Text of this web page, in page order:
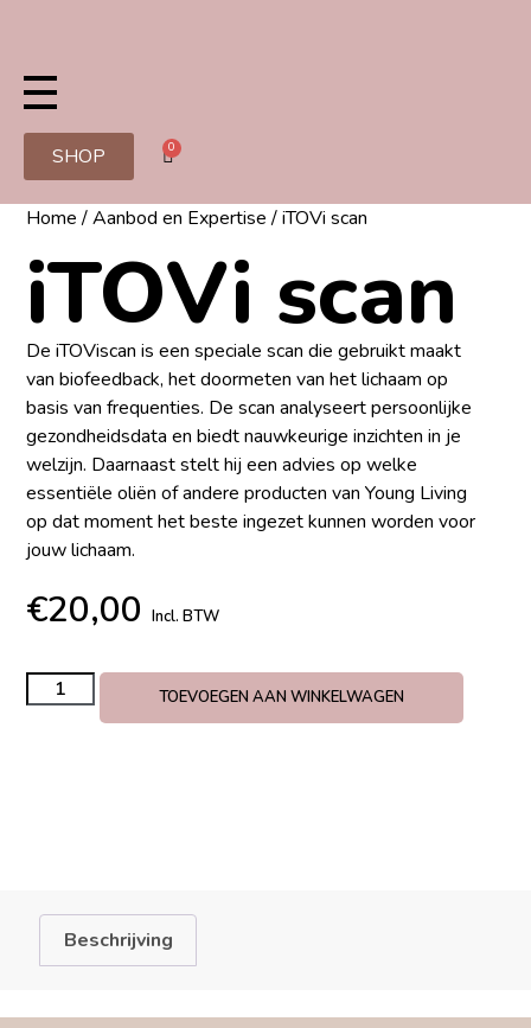
SHOP 0
Home/Aanbod en Expertise/ iTOVi scan
iTOVi scan
De iTOViscan is een speciale scan die gebruikt maakt
van biofeedback, het doormeten van het lichaam op
basis van frequenties. De scan analyseert persoonlijke
gezondheidsdata en biedt nauwkeurige inzichten in je
welzijn. Daarnaast stelt hij een advies op welke
essentiële oliën of andere producten van Young Living
op dat moment het beste ingezet kunnen worden voor
jouw lichaam.
€20,00 Incl. BTW
TOEVOEGEN AAN WINKELWAGEN
Beschrijving